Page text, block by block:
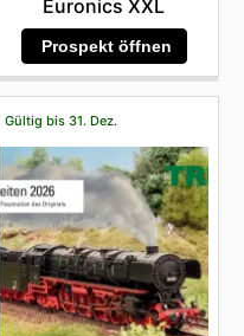
Euronics XXL
Prospekt öffnen
Gültig bis 31. Dez.